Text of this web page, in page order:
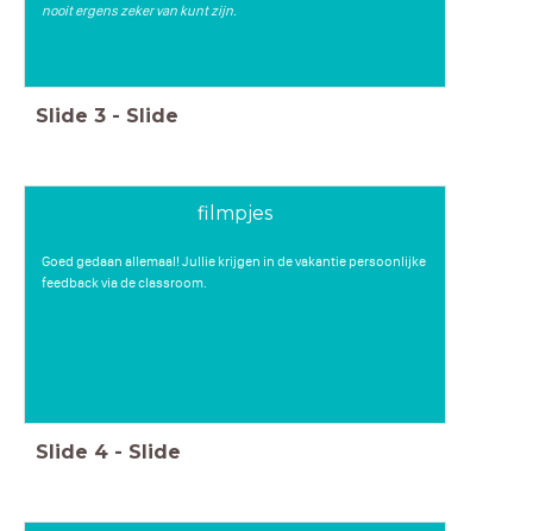
nooit ergens zeker van kunt zijn.
Slide 3 - Slide
filmpjes
Goed gedaan allemaal! Jullie krijgen in de vakantie persoonlijke
feedback via de classroom.
Slide 4 - Slide